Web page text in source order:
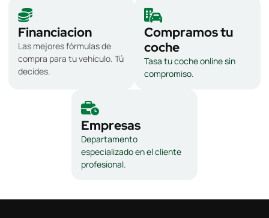
Financiacion
Las mejores fórmulas de
compra para tu vehículo. Tú
decides.
Compramos tu
coche
Tasa tu coche online sin
compromiso.
Empresas
Departamento
especializado en el cliente
profesional.